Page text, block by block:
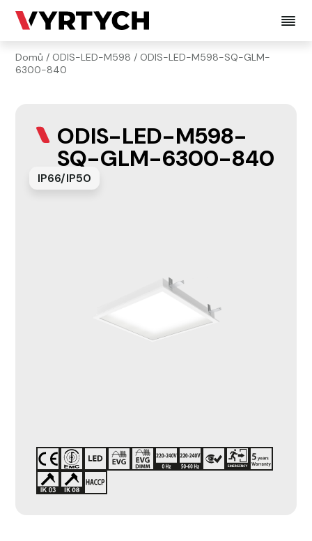
Domů / ODIS-LED-M598 / ODIS-LED-M598-SQ-GLM-
6300-840
ODIS-LED-M598-
SQ-GLM-6300-840
IP66/IP50